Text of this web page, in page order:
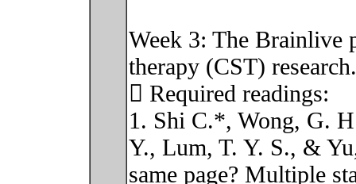
Week 3: The Brainlive
therapy (CST) research.
 Required readings:
1. Shi C.*, Wong, G.
Y., Lum, T. Y. S., &
same page? Multiple